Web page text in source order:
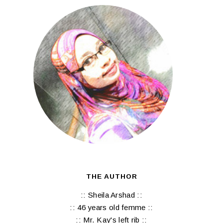
THE AUTHOR
:: Sheila Arshad ::
:: 46 years old femme ::
:: Mr. Kay's left rib ::